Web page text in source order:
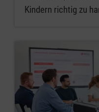
Kindern richtig zu